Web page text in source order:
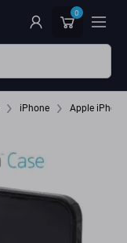
0
iPhone Apple